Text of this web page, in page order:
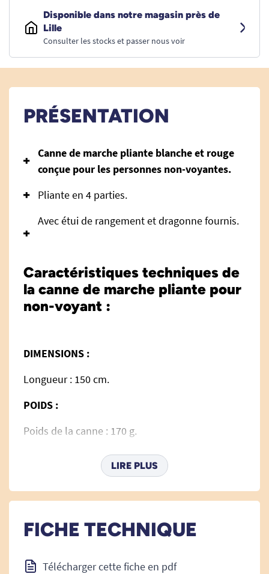
Disponible dans notre magasin près de
Lille
Consulter les stocks et passer nous voir
PRÉSENTATION
Canne de marche pliante blanche et rouge
conçue pour les personnes non-voyantes.
Pliante en 4 parties.
Avec étui de rangement et dragonne fournis.
Caractéristiques techniques de
la canne de marche pliante pour
non-voyant :
DIMENSIONS :
Longueur : 150 cm.
POIDS :
Poids de la canne : 170 g.
Voir toutes les cannes de marche pliantes.
LIRE PLUS
FICHE TECHNIQUE
Télécharger cette fiche en pdf